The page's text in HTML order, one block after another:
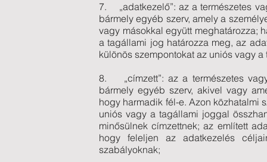
7. „adatkezelő”: az a természetes
bármely egyéb szerv, amely a
vagy másokkal együtt meghatározza;
a tagállami jog határozza meg, az
különös szempontokat az uniós vagy
8. „címzett”: az a természetes
bármely egyéb szerv, akivel vagy
hogy harmadik fél-e. Azon közhatalmi
uniós vagy a tagállami joggal
minősülnek címzettnek; az említett
hogy feleljen az adatkezelés
szabályoknak;